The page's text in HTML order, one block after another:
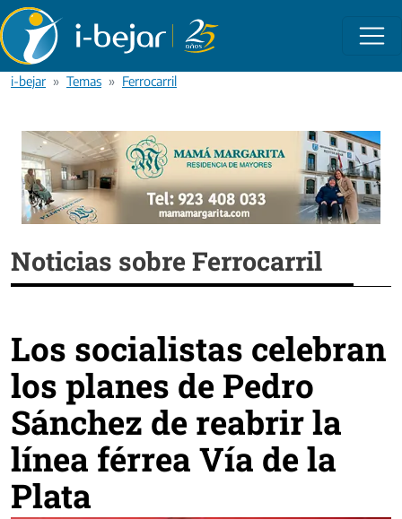
Pasar al contenido principal
i-bejar Temas Ferrocarril
Noticias sobre Ferrocarril
Los socialistas celebran
los planes de Pedro
Sánchez de reabrir la
línea férrea Vía de la
Plata